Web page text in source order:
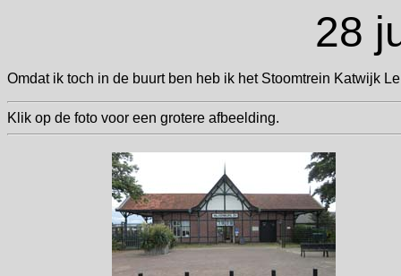
28
Omdat ik toch in de buurt ben heb ik het Stoomtrein Katwijk
Klik op de foto voor een grotere afbeelding.